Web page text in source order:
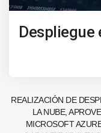
Despliegue
REALIZACIÓN DE
LA NUBE,
MICROSOFT